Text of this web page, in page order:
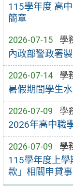
115學年度 高
簡章
2026-07-15 學
內政部警政署
2026-07-14 學
暑假期間學生
2026-07-09 學
2026年高中職
2026-07-09 學
115學年度上
款」相關申貸